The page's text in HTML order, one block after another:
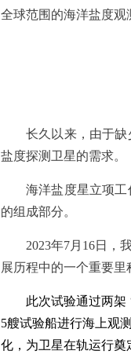
全球范围的海洋盐度观
长久以来，由于
盐度探测卫星的需求。
海洋盐度星立项工
的组成部分。
2023年7月16日，
展历程中的一个重要里
此次试验通过两架
5艘试验船进行海上观
化，为卫星在轨运行奠